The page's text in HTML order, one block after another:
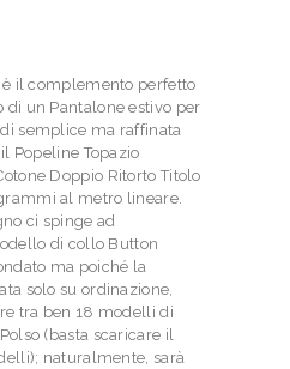
il complemento perfetto
di un Pantalone estivo per
semplice ma raffinata
Popeline Topazio
Doppio Ritorto Titolo
al metro lineare.
ci spinge ad
di collo Button
ma poiché la
solo su ordinazione,
tra ben 18 modelli di
(basta scaricare il
naturalmente, sarà